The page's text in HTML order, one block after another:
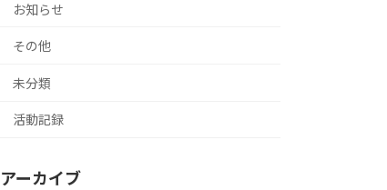
お知らせ
その他
未分類
活動記録
アーカイブ